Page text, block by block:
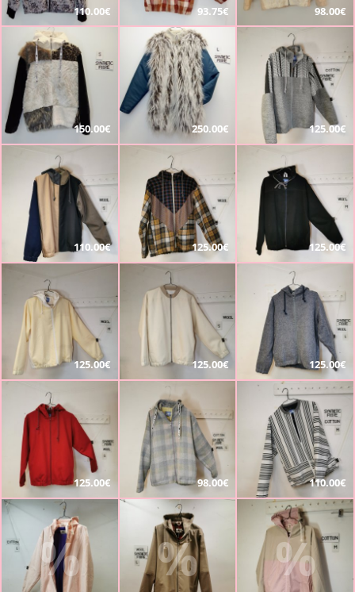
110.00€ 93.75€ 98.00€
150.00€ 250.00€ 125.00€
110.00€ 125.00€ 125.00€
125.00€ 125.00€ 125.00€
125.00€ 98.00€ 110.00€
% % %